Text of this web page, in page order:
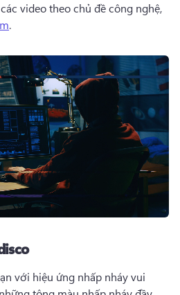
video theo chủ đề công nghệ,
.
với hiệu ứng nhấp nháy vui